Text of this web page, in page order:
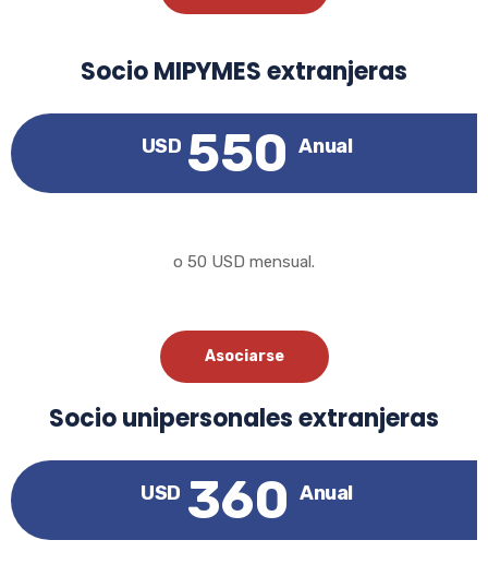
Socio MIPYMES extranjeras
USD 550 Anual
o 50 USD mensual.
Asociarse
Socio unipersonales extranjeras
USD 360 Anual